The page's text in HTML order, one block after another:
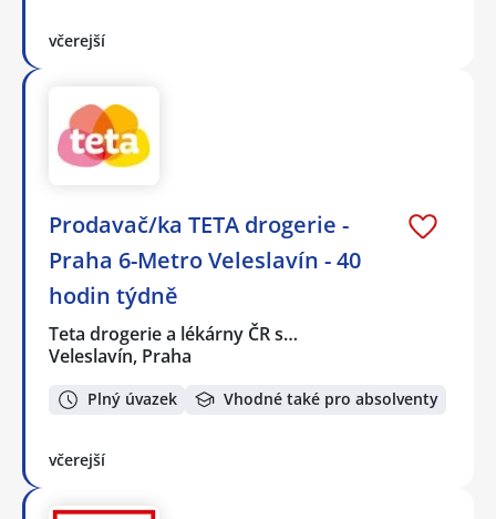
včerejší
Prodavač/ka TETA drogerie -
Praha 6-Metro Veleslavín - 40
hodin týdně
Teta drogerie a lékárny ČR s…
Veleslavín, Praha
Plný úvazek Vhodné také pro absolventy
včerejší